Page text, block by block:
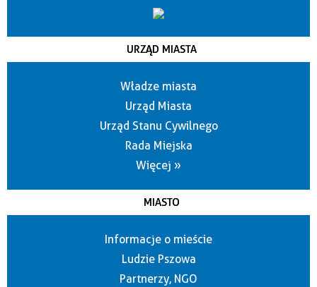
URZĄD MIASTA
Władze miasta
Urząd Miasta
Urząd Stanu Cywilnego
Rada Miejska
Więcej »
MIASTO
Informacje o mieście
Ludzie Pszowa
Partnerzy, NGO